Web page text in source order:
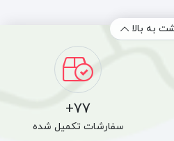
به بالا
77+
سفارشات تکمیل شده